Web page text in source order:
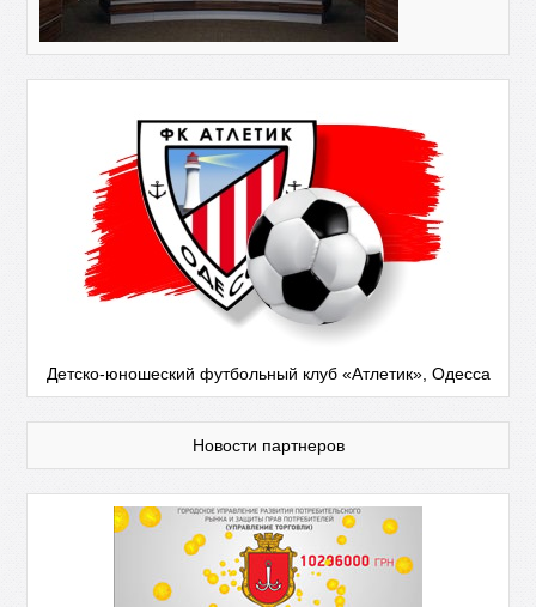
Детско-юношеский футбольный клуб «Атлетик», Одесса
Новости партнеров